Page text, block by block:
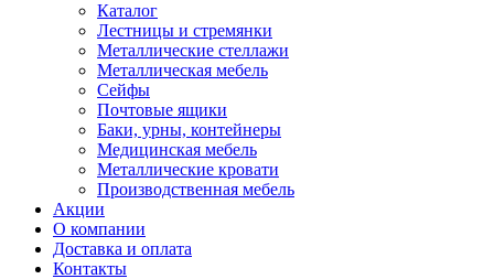
Каталог
Лестницы и стремянки
Металлические стеллажи
Металлическая мебель
Сейфы
Почтовые ящики
Баки, урны, контейнеры
Медицинская мебель
Металлические кровати
Производственная мебель
Акции
О компании
Доставка и оплата
Контакты